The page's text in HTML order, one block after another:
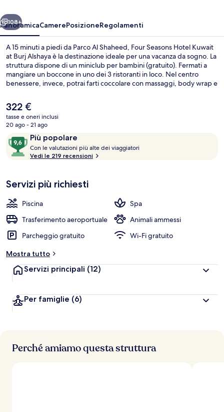
Burj
Alshaya
Avanti
108+
PanoramicaCamerePosizioneRegolamenti
A 15 minuti a piedi da Parco Al Shaheed, Four Seasons Hotel Kuwait
at Burj Alshaya è la destinazione ideale per una vacanza da sogno. La
struttura dispone di un miniclub per bambini (gratuito). Fermati a
mangiare un boccone in uno dei 3 ristoranti in loco. Nel centro
benessere, invece, potrai farti coccolare con massaggi, body wrap e
includono una piscina coperta, una piscina all'aperto e un centro
fitness aperto 24 ore su 24.
Il
prezzo
attuale
322 €
322 €
tasse e oneri inclusi
20 ago - 21 ago
RecensioniPiù popolare
9,6
su
10,
popolare
Con le valutazioni più alte dei viaggiatori
a
u
z
a
Vedi le 219 recensioni
Servizi più richiesti
Piscina
Spa
Trasferimento aeroportuale
Animali ammessi
Parcheggio gratuito
Wi-Fi gratuito
Mostra tutto
Servizi principali (12)
Per famiglie (6)
Perché amiamo questa struttura